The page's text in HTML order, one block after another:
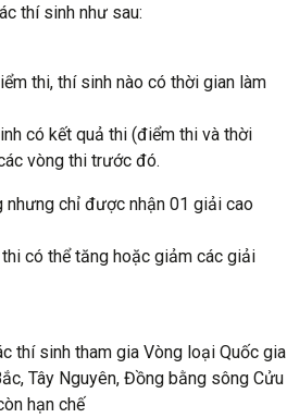
thí sinh như sau:
thi, thí sinh nào có thời gian làm
có kết quả thi (điểm thi và thời
vòng thi trước đó.
nhưng chỉ được nhận 01 giải cao
có thể tăng hoặc giảm các giải
thí sinh tham gia Vòng loại Quốc gia
Tây Nguyên, Đồng bằng sông Cửu
hạn chế